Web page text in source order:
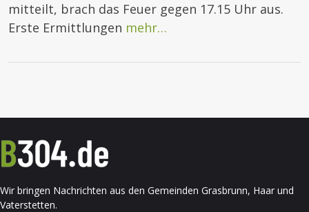
mitteilt, brach das Feuer gegen 17.15 Uhr aus.
Erste Ermittlungen mehr…
Wir bringen Nachrichten aus den Gemeinden Grasbrunn, Haar und
Vaterstetten.